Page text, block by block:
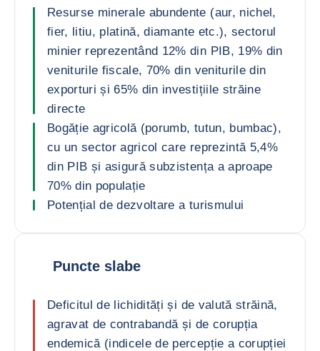
Resurse minerale abundente (aur, nichel,
fier, litiu, platină, diamante etc.), sectorul
minier reprezentând 12% din PIB, 19% din
veniturile fiscale, 70% din veniturile din
exporturi și 65% din investițiile străine
directe
Bogăție agricolă (porumb, tutun, bumbac),
cu un sector agricol care reprezintă 5,4%
din PIB și asigură subzistența a aproape
70% din populație
Potențial de dezvoltare a turismului
Puncte slabe
Deficitul de lichidități și de valută străină,
agravat de contrabandă și de corupția
endemică (indicele de percepție a corupției